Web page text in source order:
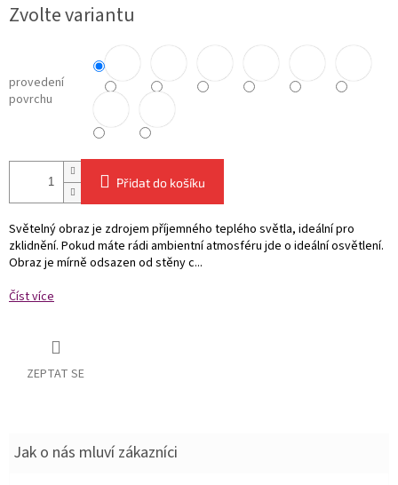
cena:
Zvolte variantu
provedení
povrchu
Přidat do košíku
Světelný obraz je zdrojem příjemného teplého světla, ideální pro
zklidnění. Pokud máte rádi ambientní atmosféru jde o ideální osvětlení.
Obraz je mírně odsazen od stěny c...
Číst více
ZEPTAT SE
Jak o nás mluví zákazníci